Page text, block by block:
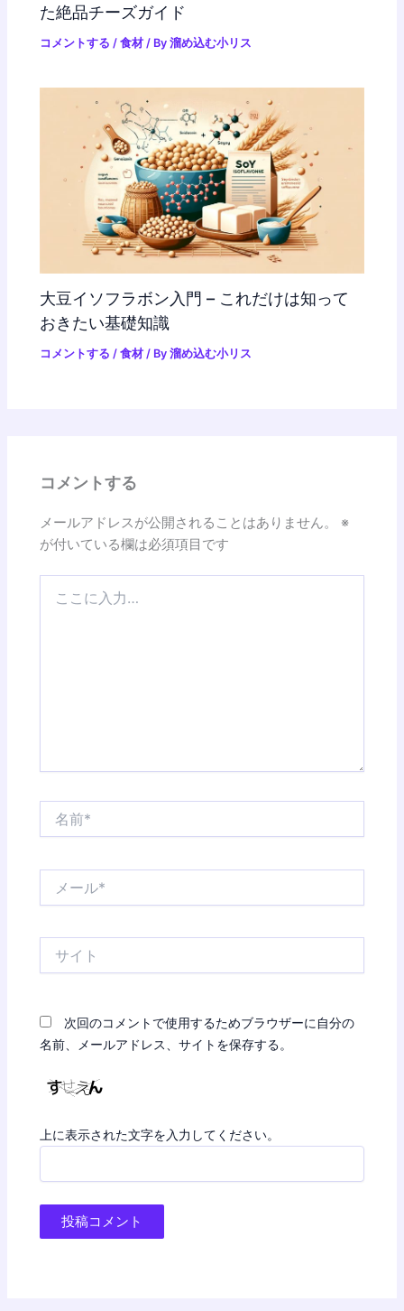
た絶品チーズガイド
コメントする /食材 / By溜め込む小リス
大豆イソフラボン入門 – これだけは知って
おきたい基礎知識
コメントする /食材 / By溜め込む小リス
コメントする
メールアドレスが公開されることはありません。
※
が付いている欄は必須項目です
次回のコメントで使用するためブラウザーに自分の
名前、メールアドレス、サイトを保存する。
上に表示された文字を入力してください。